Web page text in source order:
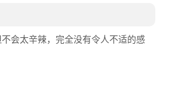
会太辛辣，完全没有令人不适的感